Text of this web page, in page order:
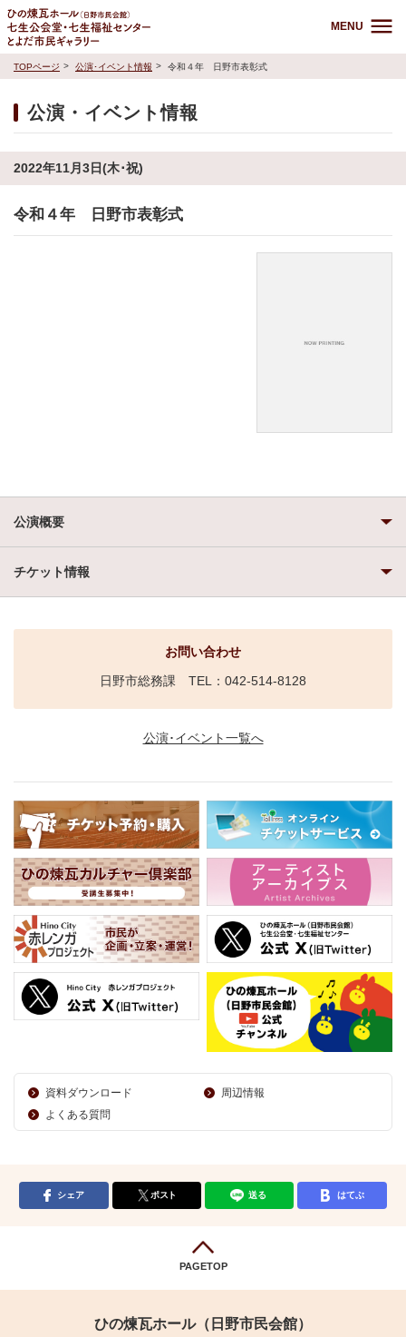
MENU
TOPページ 公演･イベント情報 令和４年 日野市表彰式
公演・イベント情報
2022年11月3日(木･祝)
令和４年 日野市表彰式
公演概要
チケット情報
お問い合わせ
日野市総務課 TEL：042-514-8128
公演･イベント一覧へ
資料ダウンロード
周辺情報
よくある質問
シェア ポスト 送る はてぶ
PAGETOP
ひの煉瓦ホール（日野市民会館）